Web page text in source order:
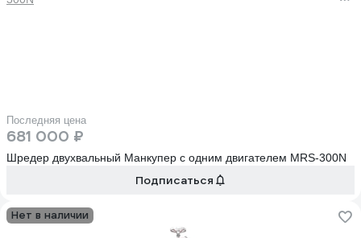
Последняя цена
681 000 ₽
Шредер двухвальный Манкупер с одним двигателем MRS-300N
Подписаться
Нет в наличии